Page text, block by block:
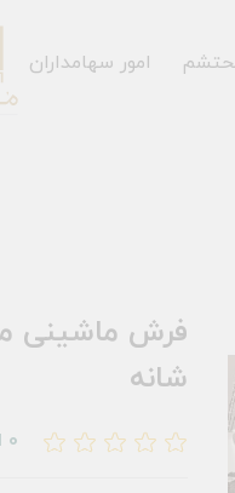
امور سهامداران
شانه
0 از 5